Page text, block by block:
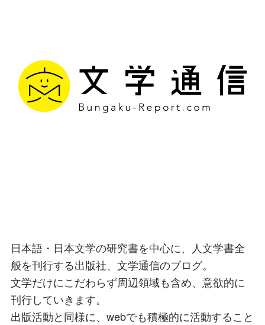
日本語・日本文学の研究書を中心に、人文学書全
般を刊行する出版社、文学通信のブログ。
文学だけにこだわらず周辺領域も含め、意欲的に
刊行していきます。
出版活動と同様に、webでも積極的に活動すること